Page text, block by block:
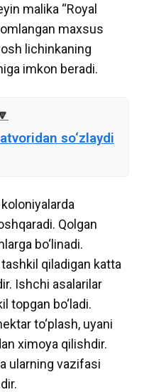
malika “Royal
maxsus
lichinkaning
imkon beradi.
so‘zlaydi
Qolgan
bo‘linadi.
qiladigan katta
Ishchi asalarilar
topgan bo‘ladi.
to‘plash, uyani
ximoya qilishdir.
ularning vazifasi